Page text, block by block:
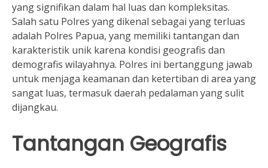
yang signifikan dalam hal luas dan kompleksitas.
Salah satu Polres yang dikenal sebagai yang terluas
adalah Polres Papua, yang memiliki tantangan dan
karakteristik unik karena kondisi geografis dan
demografis wilayahnya. Polres ini bertanggung jawab
untuk menjaga keamanan dan ketertiban di area yang
sangat luas, termasuk daerah pedalaman yang sulit
dijangkau.
Tantangan Geografis